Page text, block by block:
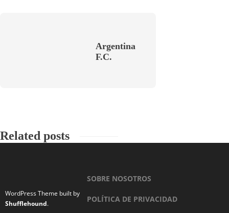
Argentina
F.C.
Related posts
WordPress Theme built by
Shufflehound.
SOBRE NOSOTROS
POLÍTICA DE PRIVACIDAD